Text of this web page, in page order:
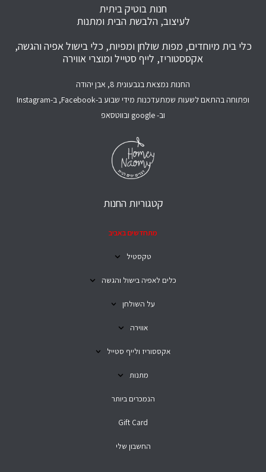
חנות בוטיק ביתית
לעיצוב, הלבשת הבית ומתנות
כלי בית מיוחדים, מפות שולחן ומפיות, כלי בישול אפיה והגשה,
אקססטוריז, לייף סטייל ומוצרי אווירה
החנות נמצאת בגבעונית 8, אבן יהודה
ופתוחה בהתאם לשעות שמתעדכנות מידי שבוע ב-Facebook, ב-Instagram
וב- google ובווטסאפ
קטגוריות החנות
מתחדשים באביב
טקסטיל
כלים לאפיה בישול והגשה
על השולחן
אווירה
אקססוריז ולייף סטייל
מתנות
הנמכרים ביותר
Gift Card
החשבון שלי